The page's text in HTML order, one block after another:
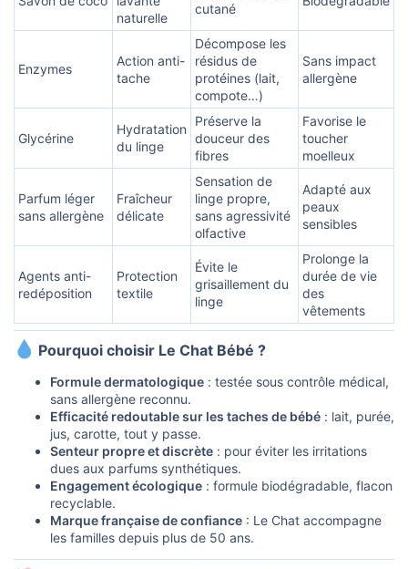
naturelle
cutané
Enzymes
Action anti-
tache
Décompose les
résidus de
protéines (lait,
compote…)
Sans impact
allergène
Glycérine
Hydratation
du linge
Préserve la
douceur des
fibres
Favorise le
toucher
moelleux
Parfum léger
sans allergène
Fraîcheur
délicate
Sensation de
linge propre,
sans agressivité
olfactive
Adapté aux
peaux
sensibles
Agents anti-
redéposition
Protection
textile
Évite le
grisaillement du
linge
Prolonge la
durée de vie
des
vêtements
Pourquoi choisir Le Chat Bébé ?​
Formule dermatologique : testée sous contrôle médical,
sans allergène reconnu.
Efficacité redoutable sur les taches de bébé : lait, purée,
jus, carotte, tout y passe.
Senteur propre et discrète : pour éviter les irritations
dues aux parfums synthétiques.
Engagement écologique : formule biodégradable, flacon
recyclable.
Marque française de confiance : Le Chat accompagne
les familles depuis plus de 50 ans.